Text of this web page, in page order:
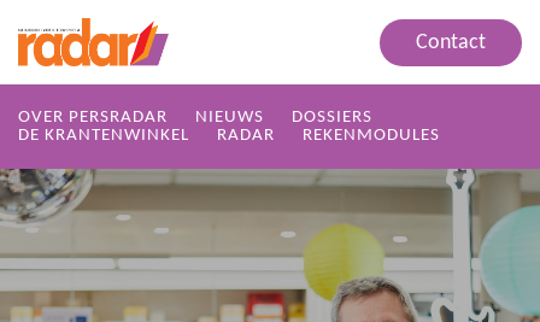
Contact
OVER PERSRADAR NIEUWS
DOSSIERS
DE KRANTENWINKEL
RADAR REKENMODULES